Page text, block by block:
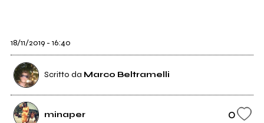
18/11/2019 - 16:40
Scritto da Marco Beltramelli
minaper 0